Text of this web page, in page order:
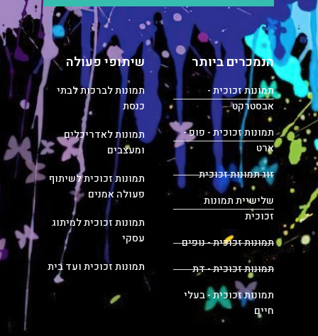
הנמכרים ביותר
תמונות זכוכית -
אבסטרקט
תמונות זכוכית - פופ -
ארט
זוג תמונות זכוכית
שלישיית תמונות
זכוכית
תמונות זכוכית - נופים
תמונות זכוכית - דת
תמונות זכוכית - בעלי
חיים
שיתופי פעולה
תמונות לברכות לבתי
כנסת
תמונות לאדריכלים
ומעצבים
תמונות זכוכית לשיתוף
פעולה אמנים
תמונות זכוכית למיתוג
עסקי
תמונות זכוכית ועד בית